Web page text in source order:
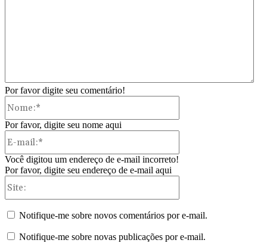
Por favor digite seu comentário!
Por favor, digite seu nome aqui
Você digitou um endereço de e-mail incorreto!
Por favor, digite seu endereço de e-mail aqui
Notifique-me sobre novos comentários por e-mail.
Notifique-me sobre novas publicações por e-mail.